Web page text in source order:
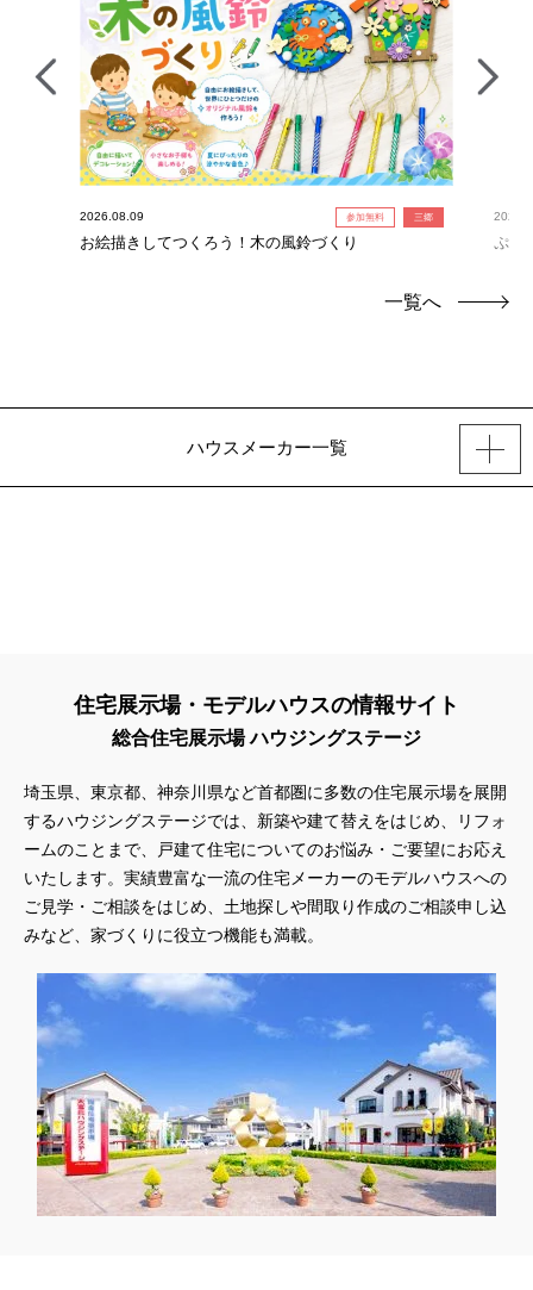
2026.08.09 参加無料 三郷
お絵描きしてつくろう！木の風鈴づくり ぷよ
一覧へ
ハウスメーカー一覧
住宅展示場・モデルハウスの情報サイト
総合住宅展示場 ハウジングステージ
埼玉県、東京都、神奈川県など首都圏に多数の住宅展示場を展開
するハウジングステージでは、新築や建て替えをはじめ、リフォ
ームのことまで、戸建て住宅についてのお悩み・ご要望にお応え
いたします。実績豊富な一流の住宅メーカーのモデルハウスへの
ご見学・ご相談をはじめ、土地探しや間取り作成のご相談申し込
みなど、家づくりに役立つ機能も満載。